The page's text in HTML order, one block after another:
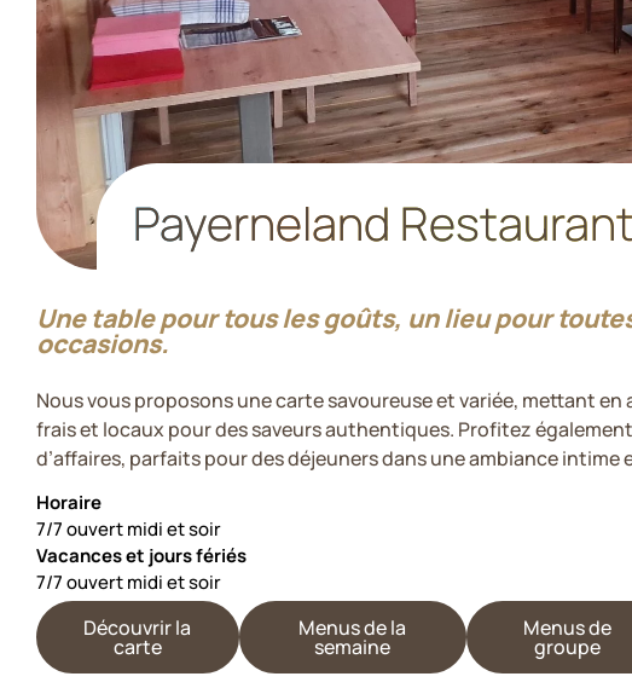
Payerneland Restaurant
Une table pour tous les goûts, un lieu pour
occasions.
Nous vous proposons une carte savoureuse et variée, mettant
frais et locaux pour des saveurs authentiques. Profitez
d’affaires, parfaits pour des déjeuners dans une ambiance intime
Horaire
7/7 ouvert midi et soir
Vacances et jours fériés
7/7 ouvert midi et soir
Découvrir la
carte
Menus de la
semaine
Menus de
groupe